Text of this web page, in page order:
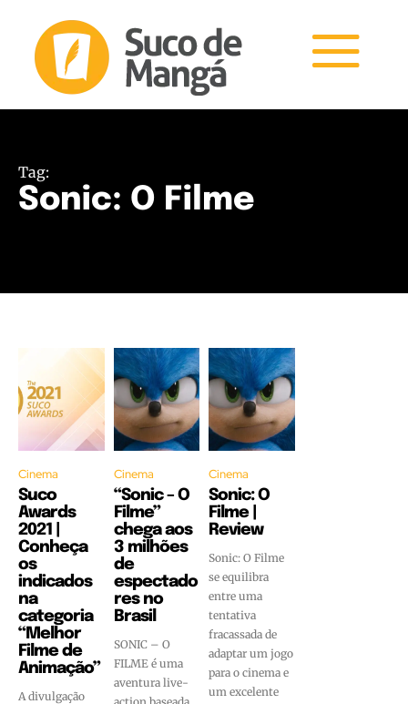
Tag:
Sonic: O Filme
Cinema
Suco
Awards
2021 |
Conheça
os
indicados
na
categoria
“Melhor
Filme de
Animação”
A divulgação
Cinema
“Sonic – O
Filme”
chega aos
3 milhões
de
espectado
res no
Brasil
SONIC – O
FILME é uma
aventura live-
Cinema
Sonic: O
Filme |
Review
Sonic: O Filme
se equilibra
entre uma
tentativa
fracassada de
adaptar um jogo
para o cinema e
um excelente